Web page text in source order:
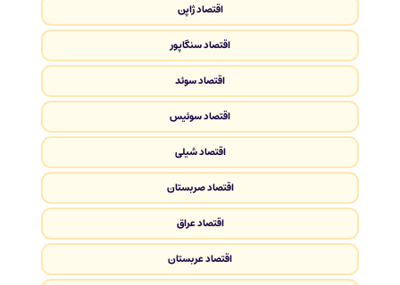
اقتصاد ژاپن
اقتصاد سنگاپور
اقتصاد سوئد
اقتصاد سوئیس
اقتصاد شیلی
اقتصاد صربستان
اقتصاد عراق
اقتصاد عربستان